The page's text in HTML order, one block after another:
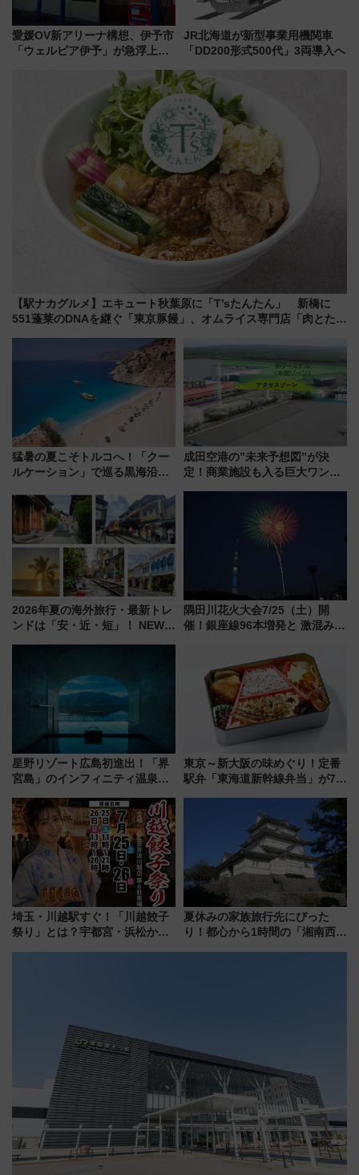
愛媛OV新アリーナ構想、伊予市
「ウェルピア伊予」が急浮上！
で探る鉄道アクセスの未来
JR北海道が新型事業用機関車
「DD200形式500代」3両導入へ
【駅ナカグルメ】エキュート秋葉原に「T’sたんたん」 新橋に
551蓬莱のDNAを継ぐ「東京豚饅」、オムライス専門店「肉とたま
猛暑の夏こそトルコへ！「クー
ルケーション」で巡る黒海沿岸
連検索数が前年比237％増、ナ
ショジオも認める『2026年に訪
れるべき世界の旅先』
成田空港の”未来予想図”が決
定！商業施設も入る巨大ワンタ
で新型特急が品川･羽田とを結
ぶ！ JR空港駅は2面3線化！
2026年夏の海外旅行・最新トレ
ンドは「安・近・短」！ NEWT
隅田川花火大会7/25（土）開
催！銀座線96本増発と 激混みの
アクセス攻略法、2万発の花火が
都心の夜に！
星野リゾート広島初進出！「界
宮島」のインフィニティ温泉と
宿泊料金・アクセスは？（2026
年7月23日開業）
東京～新大阪の味めぐり！定番
駅弁「東海道新幹線弁当」が7月
埼玉・川越駅すぐ！「川越餃子
祭り」とは？宇都宮・浜松から
夏休みの家族旅行先にぴった
り！都心から1時間の「湘南西エ